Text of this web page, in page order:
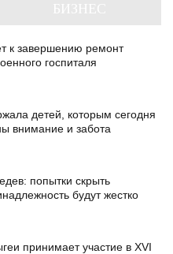
к завершению ремонт
госпиталя
детей, которым сегодня
внимание и забота
попытки скрыть
будут жестко
принимает участие в XVI